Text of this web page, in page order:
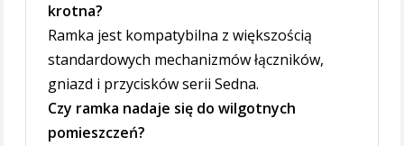
krotna?
Ramka jest kompatybilna z większością
standardowych mechanizmów łączników,
gniazd i przycisków serii Sedna.
Czy ramka nadaje się do wilgotnych
pomieszczeń?